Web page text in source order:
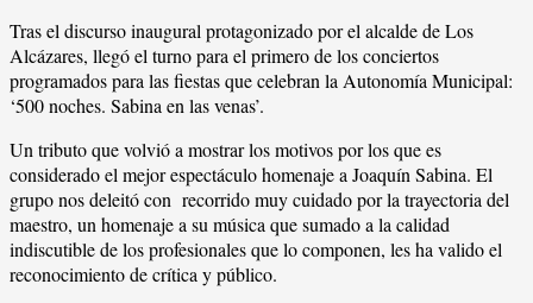
Tras el discurso inaugural protagonizado por el alcalde de Los
Alcázares, llegó el turno para el primero de los conciertos
programados para las fiestas que celebran la Autonomía Municipal:
‘500 noches. Sabina en las venas’.
Un tributo que volvió a mostrar los motivos por los que es
considerado el mejor espectáculo homenaje a Joaquín Sabina. El
grupo nos deleitó con recorrido muy cuidado por la trayectoria del
maestro, un homenaje a su música que sumado a la calidad
indiscutible de los profesionales que lo componen, les ha valido el
reconocimiento de crítica y público.